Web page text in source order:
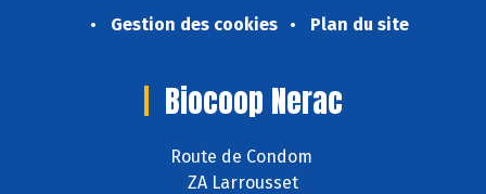
Gestion des cookies
Plan du site
Biocoop Nerac
Route de Condom
ZA Larrousset